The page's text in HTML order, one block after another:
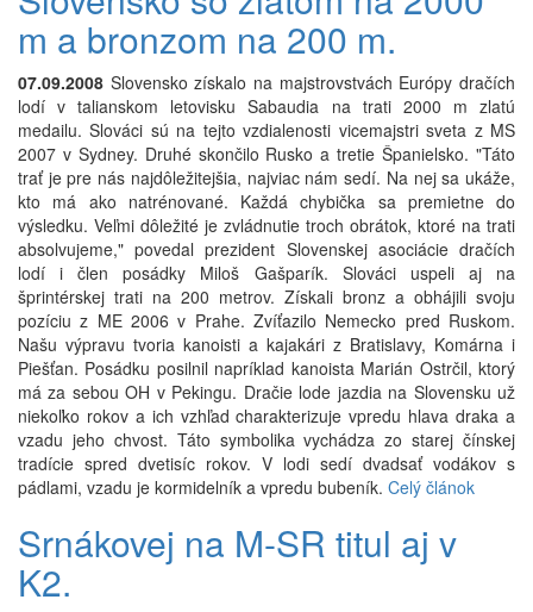
m a bronzom na 200 m.
07.09.2008 Slovensko získalo na majstrovstvách Európy dračích
lodí v talianskom letovisku Sabaudia na trati 2000 m zlatú
medailu. Slováci sú na tejto vzdialenosti vicemajstri sveta z MS
2007 v Sydney. Druhé skončilo Rusko a tretie Španielsko. "Táto
trať je pre nás najdôležitejšia, najviac nám sedí. Na nej sa ukáže,
kto má ako natrénované. Každá chybička sa premietne do
výsledku. Veľmi dôležité je zvládnutie troch obrátok, ktoré na trati
absolvujeme," povedal prezident Slovenskej asociácie dračích
lodí i člen posádky Miloš Gašparík. Slováci uspeli aj na
šprintérskej trati na 200 metrov. Získali bronz a obhájili svoju
pozíciu z ME 2006 v Prahe. Zvíťazilo Nemecko pred Ruskom.
Našu výpravu tvoria kanoisti a kajakári z Bratislavy, Komárna i
Piešťan. Posádku posilnil napríklad kanoista Marián Ostrčil, ktorý
má za sebou OH v Pekingu. Dračie lode jazdia na Slovensku už
niekoľko rokov a ich vzhľad charakterizuje vpredu hlava draka a
vzadu jeho chvost. Táto symbolika vychádza zo starej čínskej
tradície spred dvetisíc rokov. V lodi sedí dvadsať vodákov s
pádlami, vzadu je kormidelník a vpredu bubeník. Celý článok
Srnákovej na M-SR titul aj v
K2.